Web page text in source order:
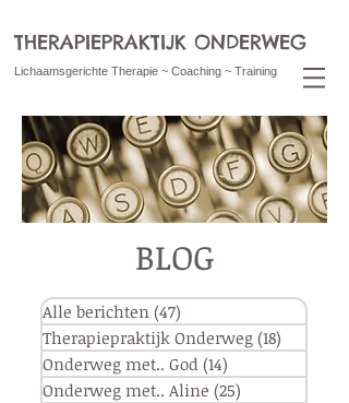
Lichaamsgerichte Therapie ~ Coaching ~ Training
THERAPIEPRAKTIJK ONDERWEG
BLOG
Alle berichten (47)
Therapiepraktijk Onderweg (18)
Onderweg met.. God (14)
Onderweg met.. Aline (25)